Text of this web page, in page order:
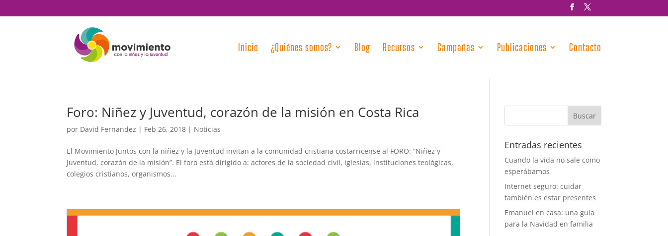
Inicio ¿Quiénes somos? Blog Recursos Campañas Publicaciones Contacto
Foro: Niñez y Juventud, corazón de la misión en Costa Rica
por David Fernandez | Feb 26, 2018 | Noticias
El Movimiento Juntos con la niñez y la Juventud invitan a la comunidad cristiana costarricense al FORO: “Niñez y
Juventud, corazón de la misión”. El foro está dirigido a: actores de la sociedad civil, iglesias, instituciones teológicas,
colegios cristianos, organismos...
Entradas recientes
Cuando la vida no sale como
esperábamos
Internet seguro: cuidar
también es estar presentes
Emanuel en casa: una guía
para la Navidad en familia